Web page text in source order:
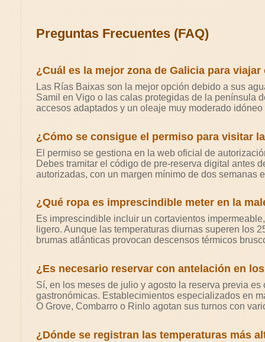
Preguntas Frecuentes (FAQ)
¿Cuál es la mejor zona de Galicia para
Las Rías Baixas son la mejor opción debido a sus
Samil en Vigo o las calas protegidas de la península
accesos adaptados y un oleaje muy moderado
¿Cómo se consigue el permiso para visitar
El permiso se gestiona en la web oficial de
Debes tramitar el código de pre-reserva digital antes
autorizadas, con un margen mínimo de dos semanas
¿Qué ropa es imprescindible meter en la
Es imprescindible incluir un cortavientos
ligero. Aunque las temperaturas diurnas superen los
brumas atlánticas provocan descensos térmicos
¿Es necesario reservar con antelación en
Sí, en los meses de julio y agosto la reserva previa
gastronómicas. Establecimientos especializados en
O Grove, Combarro o Rinlo agotan sus turnos con
¿Dónde se registran las temperaturas más